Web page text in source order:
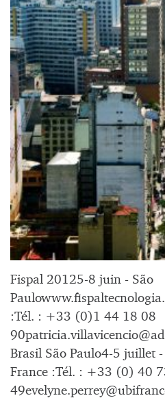
Fispal 20125-8 juin - São
:Tél. : +33 (0)1 44 18 08
Brasil São Paulo4-5 juillet
France :Tél. : +33 (0) 40